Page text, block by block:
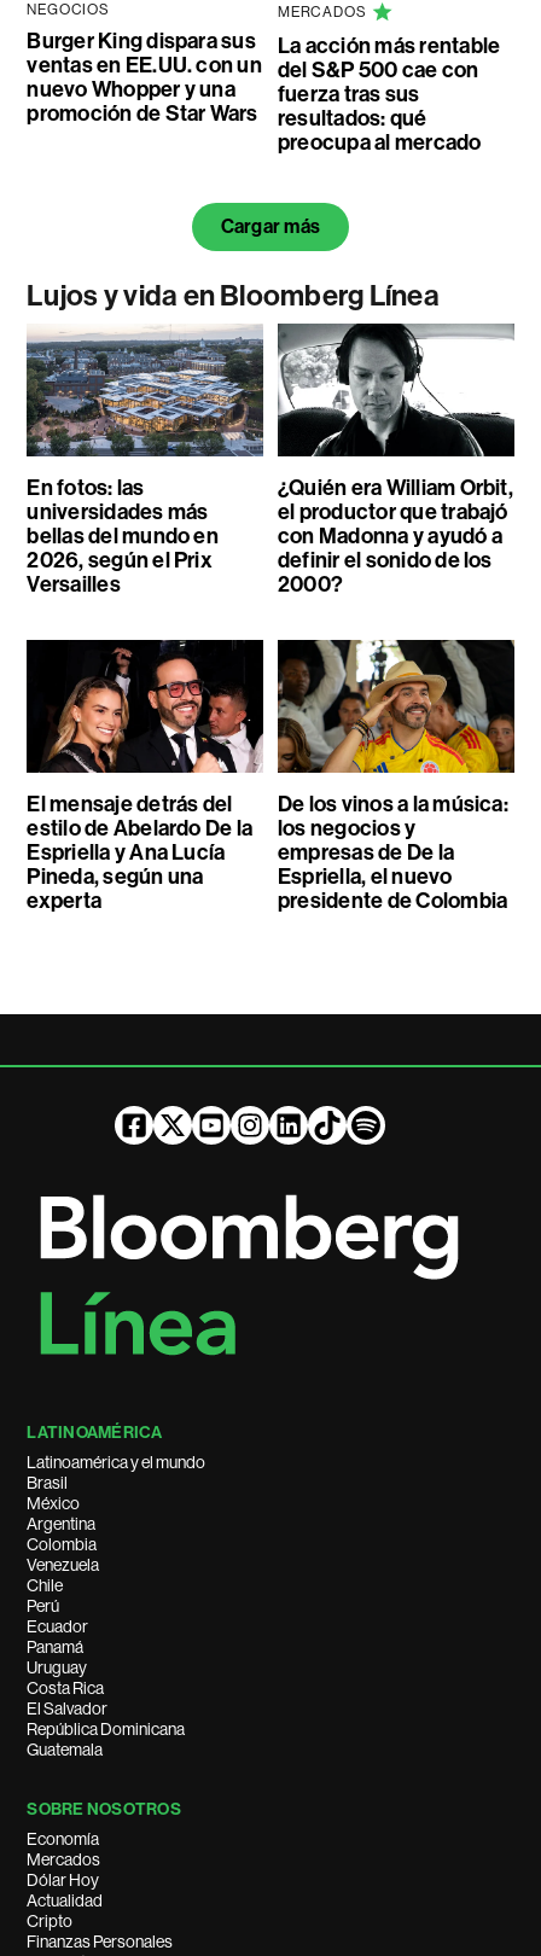
NEGOCIOS
Burger King dispara sus
ventas en EE.UU. con un
nuevo Whopper y una
promoción de Star Wars
MERCADOS
La acción más rentable
del S&P 500 cae con
fuerza tras sus
resultados: qué
preocupa al mercado
Cargar más
Lujos y vida en Bloomberg Línea
En fotos: las
universidades más
bellas del mundo en
2026, según el Prix
Versailles
¿Quién era William Orbit,
el productor que trabajó
con Madonna y ayudó a
definir el sonido de los
2000?
El mensaje detrás del
estilo de Abelardo De la
Espriella y Ana Lucía
Pineda, según una
experta
De los vinos a la música:
los negocios y
empresas de De la
Espriella, el nuevo
presidente de Colombia
LATINOAMÉRICA
Latinoamérica y el mundo
Brasil
México
Argentina
Colombia
Venezuela
Chile
Perú
Ecuador
Panamá
Uruguay
Costa Rica
El Salvador
República Dominicana
Guatemala
SOBRE NOSOTROS
Economía
Mercados
Dólar Hoy
Actualidad
Cripto
Finanzas Personales